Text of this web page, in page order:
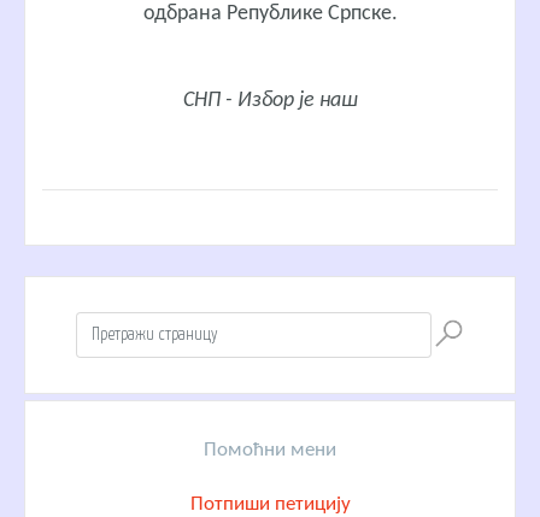
одбрана Републике Српске.
СНП - Избор је наш
Помоћни мени
Потпиши петицију